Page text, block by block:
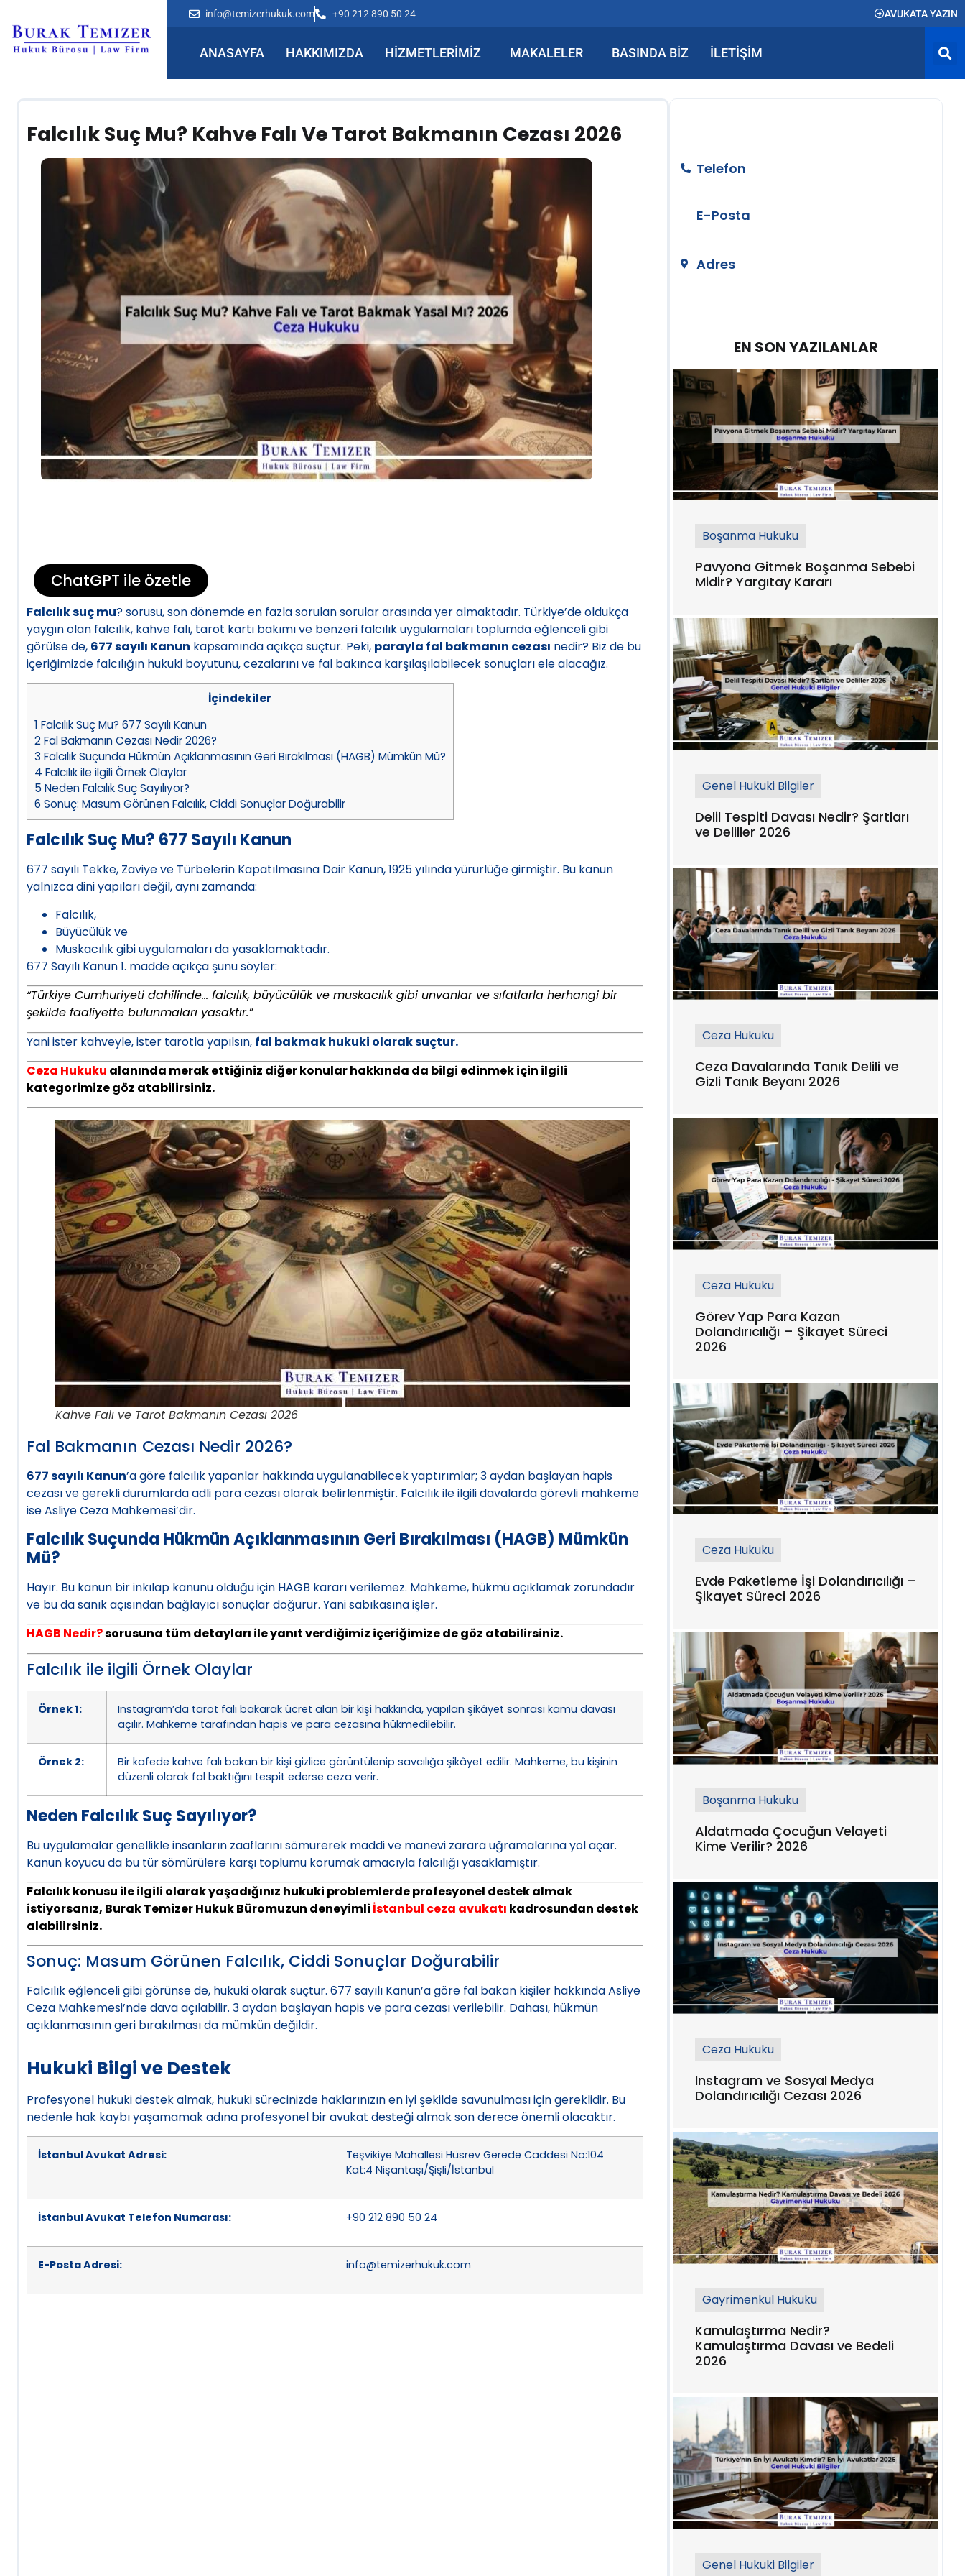
info@temizerhukuk.com +90 212 890 50 24 AVUKATA YAZIN
ANASAYFA HAKKIMIZDA HIZMETLERIMIZ MAKALELER BASINDA BIZ İLETIŞIM
Falcılık Suç Mu? Kahve Falı Ve Tarot Bakmanın Cezası 2026
ChatGPT ile özetle
Falcılık suç mu? sorusu, son dönemde en fazla sorulan sorular arasında yer almaktadır. Türkiye’de oldukça
yaygın olan falcılık, kahve falı, tarot kartı bakımı ve benzeri falcılık uygulamaları toplumda eğlenceli gibi
görülse de, 677 sayılı Kanun kapsamında açıkça suçtur. Peki, parayla fal bakmanın cezası nedir? Biz de bu
içeriğimizde falcılığın hukuki boyutunu, cezalarını ve fal bakınca karşılaşılabilecek sonuçları ele alacağız.
İçindekiler
1 Falcılık Suç Mu? 677 Sayılı Kanun
2Fal Bakmanın Cezası Nedir 2026?
3 Falcılık Suçunda Hükmün Açıklanmasının Geri Bırakılması (HAGB) Mümkün Mü?
4 Falcılık ile ilgili Örnek Olaylar
5 Neden Falcılık Suç Sayılıyor?
6 Sonuç: Masum Görünen Falcılık, Ciddi Sonuçlar Doğurabilir
Falcılık Suç Mu? 677 Sayılı Kanun
677 sayılı Tekke, Zaviye ve Türbelerin Kapatılmasına Dair Kanun, 1925 yılında yürürlüğe girmiştir. Bu kanun
yalnızca dini yapıları değil, aynı zamanda:
Falcılık,
Büyücülük ve
Muskacılık gibi uygulamaları da yasaklamaktadır.
677 Sayılı Kanun 1. madde açıkça şunu söyler:
“Türkiye Cumhuriyeti dahilinde… falcılık, büyücülük ve muskacılık gibi unvanlar ve sıfatlarla herhangi bir
şekilde faaliyette bulunmaları yasaktır.”
Yani ister kahveyle, ister tarotla yapılsın, fal bakmak hukuki olarak suçtur.
Ceza Hukuku alanında merak ettiğiniz diğer konular hakkında da bilgi edinmek için ilgili
kategorimize göz atabilirsiniz.
Kahve Falı ve Tarot Bakmanın Cezası 2026
Fal Bakmanın Cezası Nedir 2026?
677 sayılı Kanun’a göre falcılık yapanlar hakkında uygulanabilecek yaptırımlar; 3 aydan başlayan hapis
cezası ve gerekli durumlarda adli para cezası olarak belirlenmiştir. Falcılık ile ilgili davalarda görevli mahkeme
ise Asliye Ceza Mahkemesi’dir.
Falcılık Suçunda Hükmün Açıklanmasının Geri Bırakılması (HAGB) Mümkün
Mü?
Hayır. Bu kanun bir inkılap kanunu olduğu için HAGB kararı verilemez. Mahkeme, hükmü açıklamak zorundadır
ve bu da sanık açısından bağlayıcı sonuçlar doğurur. Yani sabıkasına işler.
HAGB Nedir?sorusuna tüm detayları ile yanıt verdiğimiz içeriğimize de göz atabilirsiniz.
Falcılık ile ilgili Örnek Olaylar
Örnek 1:
Instagram’da tarot falı bakarak ücret alan bir kişi hakkında, yapılan şikâyet sonrası kamu davası
açılır. Mahkeme tarafından hapis ve para cezasına hükmedilebilir.
Örnek 2:
Bir kafede kahve falı bakan bir kişi gizlice görüntülenip savcılığa şikâyet edilir. Mahkeme, bu kişinin
düzenli olarak fal baktığını tespit ederse ceza verir.
Neden Falcılık Suç Sayılıyor?
Bu uygulamalar genellikle insanların zaaflarını sömürerek maddi ve manevi zarara uğramalarına yol açar.
Kanun koyucu da bu tür sömürülere karşı toplumu korumak amacıyla falcılığı yasaklamıştır.
Falcılık konusu ile ilgili olarak yaşadığınız hukuki problemlerde profesyonel destek almak
istiyorsanız, Burak Temizer Hukuk Büromuzun deneyimli İstanbul ceza avukatı kadrosundan destek
alabilirsiniz.
Sonuç: Masum Görünen Falcılık, Ciddi Sonuçlar Doğurabilir
Falcılık eğlenceli gibi görünse de, hukuki olarak suçtur. 677 sayılı Kanun’a göre fal bakan kişiler hakkında Asliye
Ceza Mahkemesi’nde dava açılabilir. 3 aydan başlayan hapis ve para cezası verilebilir. Dahası, hükmün
açıklanmasının geri bırakılması da mümkün değildir.
Hukuki Bilgi ve Destek
Profesyonel hukuki destek almak, hukuki sürecinizde haklarınızın en iyi şekilde savunulması için gereklidir. Bu
nedenle hak kaybı yaşamamak adına profesyonel bir avukat desteği almak son derece önemli olacaktır.
İstanbul Avukat Adresi:
Teşvikiye Mahallesi Hüsrev Gerede Caddesi No:104
Kat:4 Nişantaşı/Şişli/İstanbul
İstanbul Avukat Telefon Numarası: +90 212 890 50 24
E-Posta Adresi: info@temizerhukuk.com
Telefon
E-Posta
Adres
EN SON YAZILANLAR
Boşanma Hukuku
Pavyona Gitmek Boşanma Sebebi
Midir? Yargıtay Kararı
Genel Hukuki Bilgiler
Delil Tespiti Davası Nedir? Şartları
ve Deliller 2026
Ceza Hukuku
Ceza Davalarında Tanık Delili ve
Gizli Tanık Beyanı 2026
Ceza Hukuku
Görev Yap Para Kazan
Dolandırıcılığı – Şikayet Süreci
2026
Ceza Hukuku
Evde Paketleme İşi Dolandırıcılığı –
Şikayet Süreci 2026
Boşanma Hukuku
Aldatmada Çocuğun Velayeti
Kime Verilir? 2026
Ceza Hukuku
Instagram ve Sosyal Medya
Dolandırıcılığı Cezası 2026
Gayrimenkul Hukuku
Kamulaştırma Nedir?
Kamulaştırma Davası ve Bedeli
2026
Genel Hukuki Bilgiler